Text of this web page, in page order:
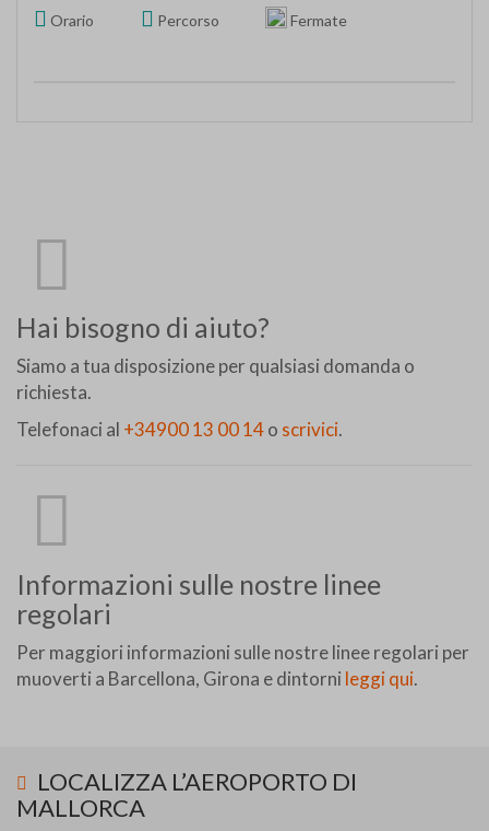
Orario Percorso Fermate
Hai bisogno di aiuto?
Siamo a tua disposizione per qualsiasi domanda o
richiesta.
Telefonaci al +34900 13 00 14o scrivici.
Informazioni sulle nostre linee
regolari
Per maggiori informazioni sulle nostre linee regolari per
muoverti a Barcellona, Girona e dintorni leggi qui.
LOCALIZZA L’AEROPORTO DI
MALLORCA